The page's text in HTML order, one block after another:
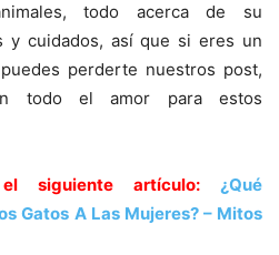
todo acerca de su
y cuidados, así que si eres un
perderte nuestros post,
todo el amor para estos
siguiente artículo: ¿Qué
Gatos A Las Mujeres? – Mitos